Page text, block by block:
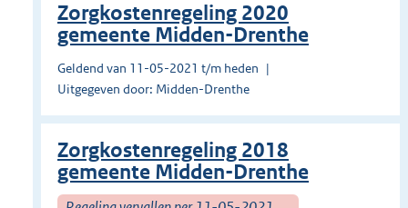
Zorgkostenregeling 2020
gemeente Midden-Drenthe
Geldend van 11-05-2021 t/m heden
Uitgegeven door: Midden-Drenthe
Zorgkostenregeling 2018
gemeente Midden-Drenthe